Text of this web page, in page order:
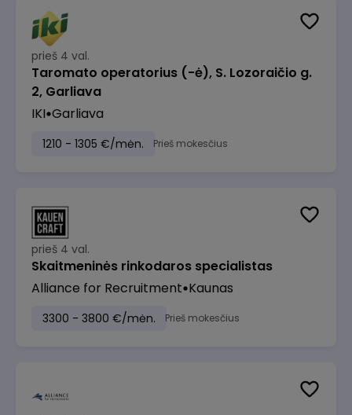
prieš 4 val.
Taromato operatorius (-ė), S. Lozoraičio g.
2, Garliava
IKI Garliava
1210 - 1305 €/mėn. Prieš mokesčius
prieš 4 val.
Skaitmeninės rinkodaros specialistas
Alliance for Recruitment Kaunas
3300 - 3800 €/mėn. Prieš mokesčius